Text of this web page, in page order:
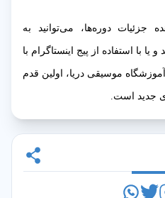
جزئیات دوره‌ها، می‌توانید به
با استفاده از پیج اینستاگرام با
آموزشگاه موسیقی دریا، اولین قدم
جدید است.